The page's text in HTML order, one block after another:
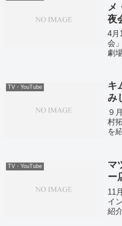
メ
夜
4月
会
劇
TV・YouTube
キ
み
９
村
を
TV・YouTube
マ
ー
11
イ
紹